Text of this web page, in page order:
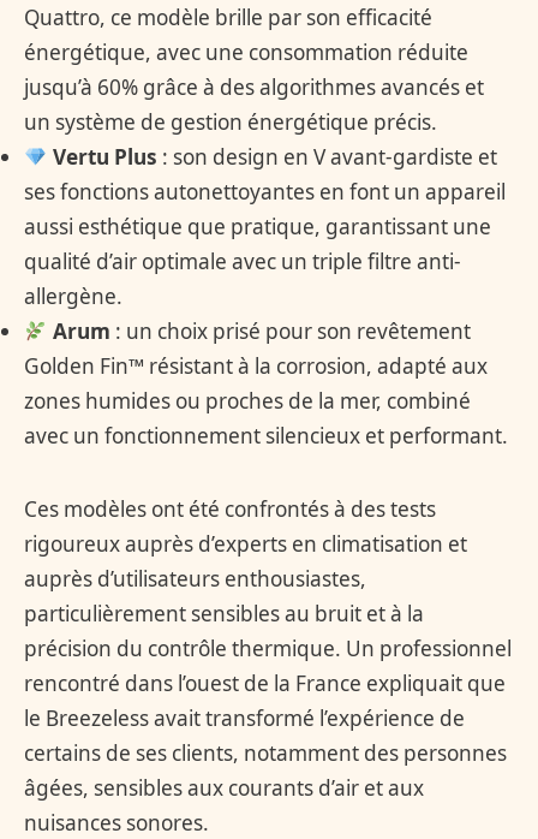
Quattro, ce modèle brille par son efficacité
énergétique, avec une consommation réduite
jusqu’à 60% grâce à des algorithmes avancés et
un système de gestion énergétique précis.
Vertu Plus : son design en V avant-gardiste et
ses fonctions autonettoyantes en font un appareil
aussi esthétique que pratique, garantissant une
qualité d’air optimale avec un triple filtre anti-
allergène.
Arum : un choix prisé pour son revêtement
Golden Fin™ résistant à la corrosion, adapté aux
zones humides ou proches de la mer, combiné
avec un fonctionnement silencieux et performant.
Ces modèles ont été confrontés à des tests
rigoureux auprès d’experts en climatisation et
auprès d’utilisateurs enthousiastes,
particulièrement sensibles au bruit et à la
précision du contrôle thermique. Un professionnel
rencontré dans l’ouest de la France expliquait que
le Breezeless avait transformé l’expérience de
certains de ses clients, notamment des personnes
âgées, sensibles aux courants d’air et aux
nuisances sonores.